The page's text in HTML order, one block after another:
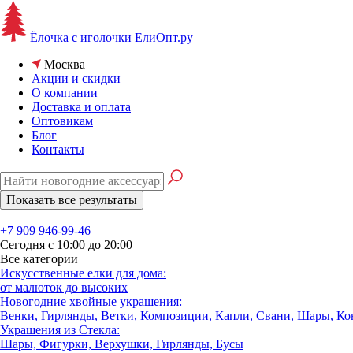
Ёлочка с иголочки ЕлиОпт.ру
Москва
Акции и скидки
О компании
Доставка и оплата
Оптовикам
Блог
Контакты
+7 909 946-99-46
Сегодня с 10:00 до 20:00
Все категории
Искусственные елки для дома:
от малюток до высоких
Новогодние хвойные украшения:
Венки, Гирлянды, Ветки, Композиции, Капли, Свани, Шары,
Украшения из Стекла:
Шары, Фигурки, Верхушки, Гирлянды, Бусы